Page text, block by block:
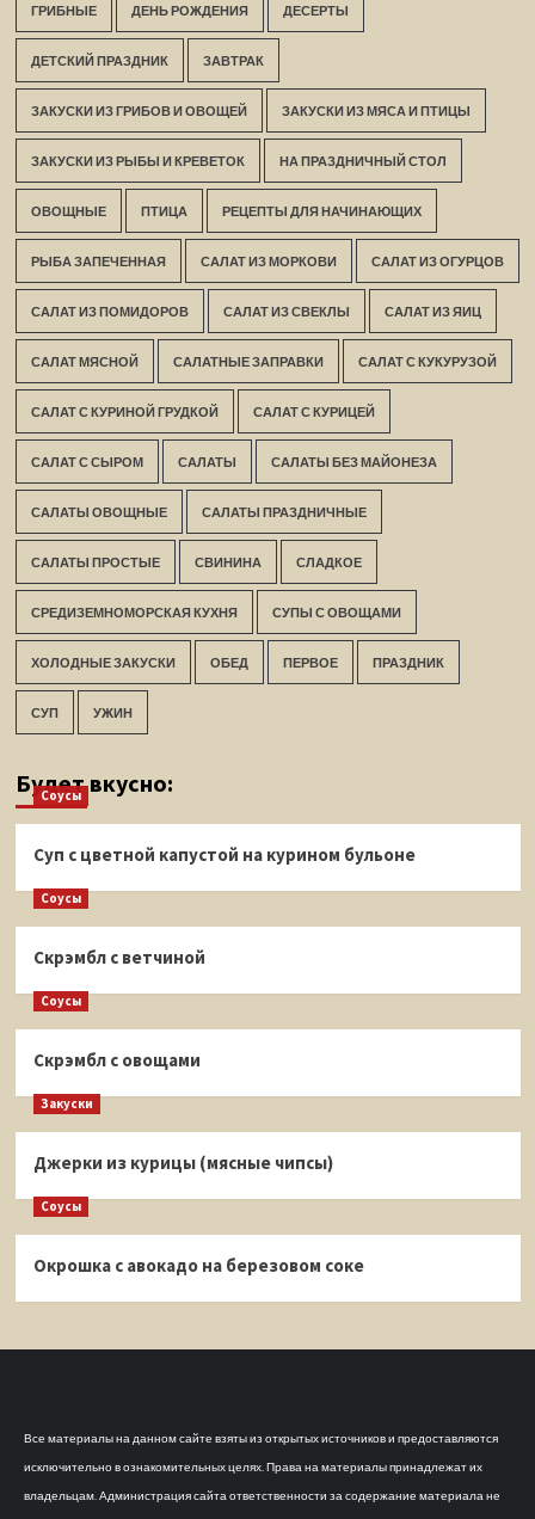
ГРИБНЫЕ ДЕНЬ РОЖДЕНИЯ ДЕСЕРТЫ
ДЕТСКИЙ ПРАЗДНИК ЗАВТРАК
ЗАКУСКИ ИЗ ГРИБОВ И ОВОЩЕЙ ЗАКУСКИ ИЗ МЯСА И ПТИЦЫ
ЗАКУСКИ ИЗ РЫБЫ И КРЕВЕТОК НА ПРАЗДНИЧНЫЙ СТОЛ
ОВОЩНЫЕ ПТИЦА РЕЦЕПТЫ ДЛЯ НАЧИНАЮЩИХ
РЫБА ЗАПЕЧЕННАЯ САЛАТ ИЗ МОРКОВИ САЛАТ ИЗ ОГУРЦОВ
САЛАТ ИЗ ПОМИДОРОВ САЛАТ ИЗ СВЕКЛЫ САЛАТ ИЗ ЯИЦ
САЛАТ МЯСНОЙ САЛАТНЫЕ ЗАПРАВКИ САЛАТ С КУКУРУЗОЙ
САЛАТ С КУРИНОЙ ГРУДКОЙ САЛАТ С КУРИЦЕЙ
САЛАТ С СЫРОМ САЛАТЫ САЛАТЫ БЕЗ МАЙОНЕЗА
САЛАТЫ ОВОЩНЫЕ САЛАТЫ ПРАЗДНИЧНЫЕ
САЛАТЫ ПРОСТЫЕ СВИНИНА СЛАДКОЕ
СРЕДИЗЕМНОМОРСКАЯ КУХНЯ СУПЫ С ОВОЩАМИ
ХОЛОДНЫЕ ЗАКУСКИ ОБЕД ПЕРВОЕ ПРАЗДНИК
СУП УЖИН
Будет вкусно:
Соусы
Суп с цветной капустой на курином бульоне
Соусы
Скрэмбл с ветчиной
Соусы
Скрэмбл с овощами
Закуски
Джерки из курицы (мясные чипсы)
Соусы
Окрошка с авокадо на березовом соке
Все материалы на данном сайте взяты из открытых источников и предоставляются
исключительно в ознакомительных целях. Права на материалы принадлежат их
владельцам. Администрация сайта ответственности за содержание материала не